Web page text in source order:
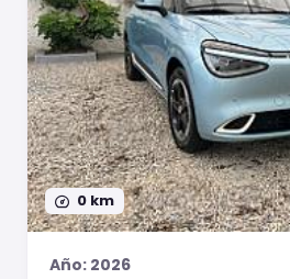
0 km
Año: 2026